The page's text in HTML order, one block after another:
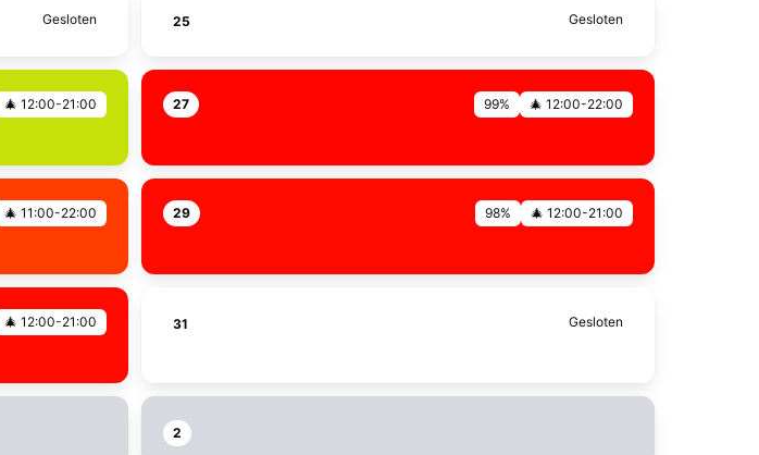
Gesloten 25 Gesloten
🎄 12:00-21:00 27 99% 🎄 12:00-22:00
🎄 11:00-22:00 29 98% 🎄 12:00-21:00
🎄 12:00-21:00 31 Gesloten
2